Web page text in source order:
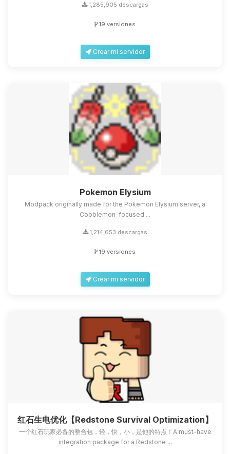
1,285,905 descargas
19 versiones
Crear mi servidor
Pokemon Elysium
Modpack originally made for the Pokemon Elysium server, a
Cobblemon-focused ...
1,214,653 descargas
19 versiones
Crear mi servidor
红石生电优化【Redstone Survival Optimization】
一个红石玩家必备的整合包，轻，快，小，是他的特点！A must-have
integration package for a Redstone ...